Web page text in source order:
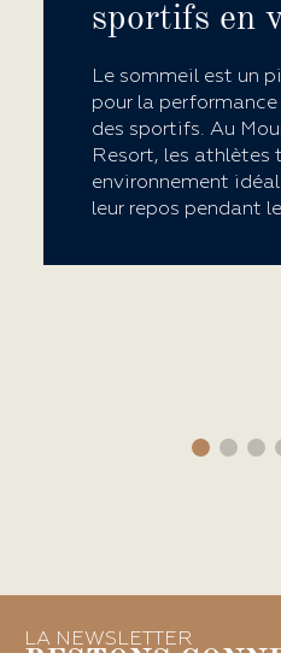
sportifs en
Le sommeil est un
pour la
des sportifs. Au
Resort, les athlètes
environnement
leur repos pendant
LA NEWSLETTER